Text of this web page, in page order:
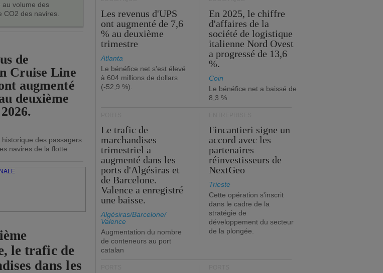
au volume des
CO2 des navires.
de
Cruise Line
augmenté
deuxième
des passagers
navires de la flotte
le trafic de
dans les
Les revenus d'UPS
ont augmenté de 7,6
% au deuxième
trimestre
Atlanta
Le bénéfice net s'est élevé
à 604 millions de dollars
(-52,9 %).
En 2025, le chiffre
d'affaires de la
société de logistique
italienne Nord Ovest
a progressé de 13,6
%.
Coin
Le bénéfice net a baissé de
8,3 %
Le trafic de
marchandises
trimestriel a
augmenté dans les
ports d'Algésiras et
de Barcelone.
Valence a enregistré
une baisse.
Algésiras/Barcelone/
Valence
Augmentation du nombre
de conteneurs au port
catalan
Fincantieri signe un
accord avec les
partenaires
réinvestisseurs de
NextGeo
Trieste
Cette opération s'inscrit
dans le cadre de la
stratégie de
développement du secteur
de la plongée.